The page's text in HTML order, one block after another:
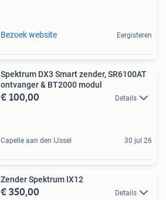
Bezoek website Eergisteren
Spektrum DX3 Smart zender, SR6100AT
ontvanger & BT2000 modul
€ 100,00 Details
Capelle aan den IJssel 30 jul 26
Zender Spektrum IX12
€ 350,00 Details